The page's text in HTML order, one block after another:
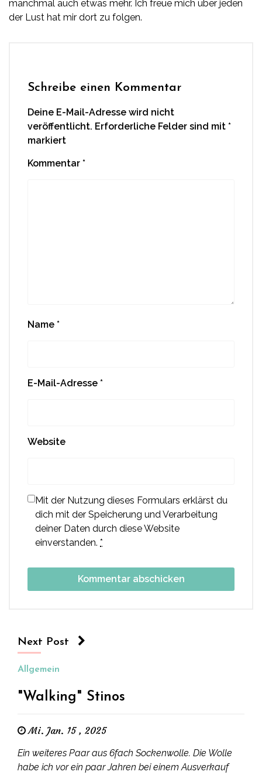
manchmal auch etwas mehr. Ich freue mich über jeden
der Lust hat mir dort zu folgen.
Schreibe einen Kommentar
Deine E-Mail-Adresse wird nicht
veröffentlicht. Erforderliche Felder sind mit *
markiert
Kommentar *
Name *
E-Mail-Adresse *
Website
Mit der Nutzung dieses Formulars erklärst du
dich mit der Speicherung und Verarbeitung
deiner Daten durch diese Website
einverstanden. *
Next Post
Allgemein
"Walking" Stinos
Mi. Jan. 15 , 2025
Ein weiteres Paar aus 6fach Sockenwolle. Die Wolle
habe ich vor ein paar Jahren bei einem Ausverkauf